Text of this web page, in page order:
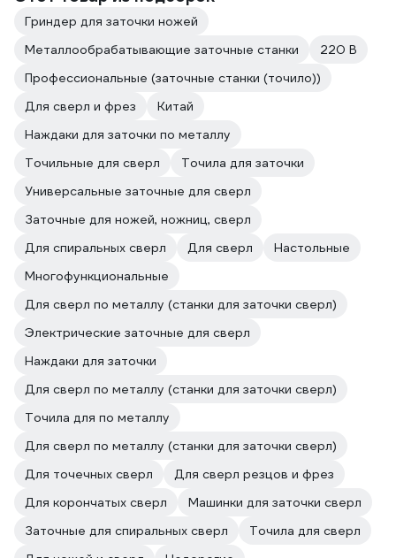
Гриндер для заточки ножей
Металлообрабатывающие заточные станки
220 В
Профессиональные (заточные станки (точило))
Для сверл и фрез
Китай
Наждаки для заточки по металлу
Точильные для сверл
Точила для заточки
Универсальные заточные для сверл
Заточные для ножей, ножниц, сверл
Для спиральных сверл
Для сверл
Настольные
Многофункциональные
Для сверл по металлу (станки для заточки сверл)
Электрические заточные для сверл
Наждаки для заточки
Для сверл по металлу (станки для заточки сверл)
Точила для по металлу
Для сверл по металлу (станки для заточки сверл)
Для точечных сверл
Для сверл резцов и фрез
Для корончатых сверл
Машинки для заточки сверл
Заточные для спиральных сверл
Точила для сверл